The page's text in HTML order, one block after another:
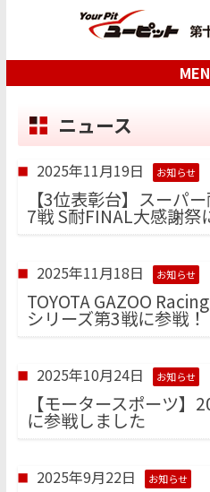
ニュース
2025年11月19日 お知らせ
【3位表彰台】スーパ
7戦 S耐FINAL大感謝祭
2025年11月18日 お知らせ
TOYOTA GAZOO
シリーズ第3戦に参戦！
2025年10月24日 お知らせ
【モータースポーツ
に参戦しました
2025年9月22日 お知らせ